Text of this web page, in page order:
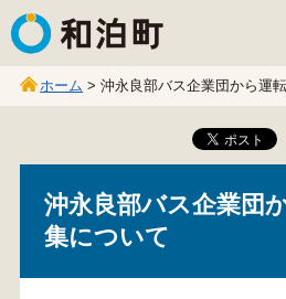
和泊町
ホーム > 沖永良部バス企業団から運
沖永良部バス企業団
集について